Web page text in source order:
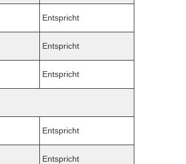
Entspricht
Entspricht
Entspricht
Entspricht
Entspricht